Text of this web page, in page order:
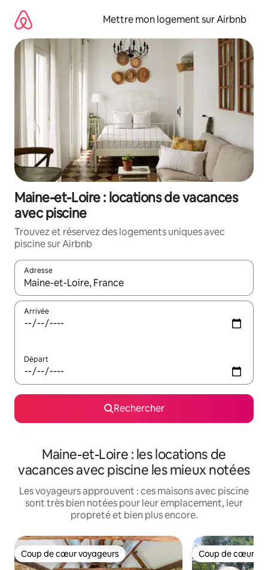
directement
contenu
Mettre mon logement sur Airbnb
Maine-et-Loire : locations de vacances
avec piscine
Trouvez et réservez des logements uniques avec
piscine sur Airbnb
Adresse
Lorsque les résultats s'affichent, utilisez les flèches vers le
Arrivée
Départ
Rechercher
Maine-et-Loire : les locations de
vacances avec piscine les mieux notées
Les voyageurs approuvent : ces maisons avec piscine
sont très bien notées pour leur emplacement, leur
propreté et bien plus encore.
Coup de cœur voyageurs
Coup de cœur voyageurs Coup de cœur
Coup de cœur